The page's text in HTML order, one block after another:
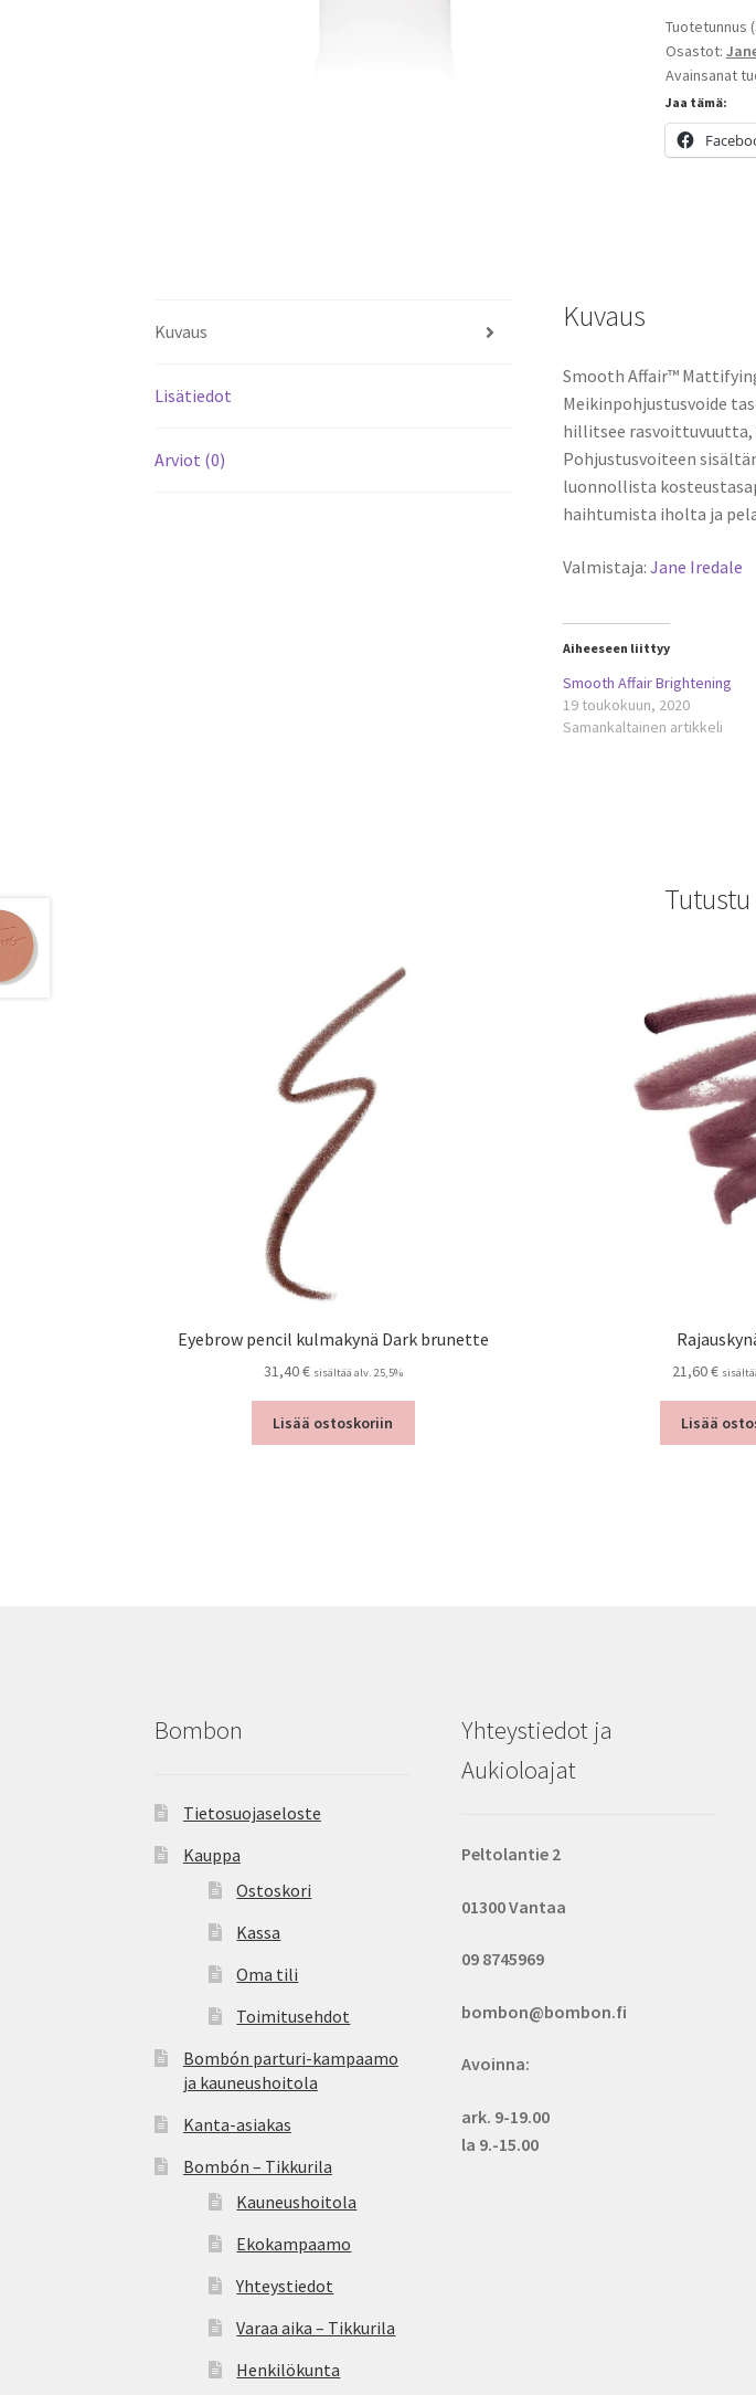
Tuotetunnus
Osastot:
Avainsanat
Jaa tämä:
Kuvaus
Lisätiedot
Arviot (0)
Kuvaus
Smooth Affair™
Meikinpohjustusvoide
hillitsee rasvoittuvuutta,
Pohjustusvoiteen
luonnollista
haihtumista iholta ja
Valmistaja:Jane Iredale
Aiheeseen liittyy
Smooth Affair Brightening
19 toukokuun, 2020
Samankaltainen artikkeli
Eyebrow pencil kulmakynä Dark brunette
31,40€ sisältää alv. 25,5%
Lisää ostoskoriin
21,60€
Lisää
Bombon
Tietosuojaseloste
Kauppa
Ostoskori
Kassa
Oma tili
Toimitusehdot
Bombón parturi-kampaamo
ja kauneushoitola
Kanta-asiakas
Bombón – Tikkurila
Kauneushoitola
Ekokampaamo
Yhteystiedot
Varaa aika – Tikkurila
Henkilökunta
Yhteystiedot ja
Aukioloajat
Peltolantie 2
01300 Vantaa
09 8745969
bombon@bombon.fi
Avoinna:
ark. 9-19.00
la 9.-15.00